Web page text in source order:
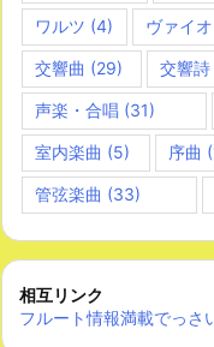
ワルツ (4) ヴァイ
交響曲 (29) 交響詩
声楽・合唱 (31)
室内楽曲 (5) 序曲
管弦楽曲 (33)
相互リンク
フルート情報満載でっさ